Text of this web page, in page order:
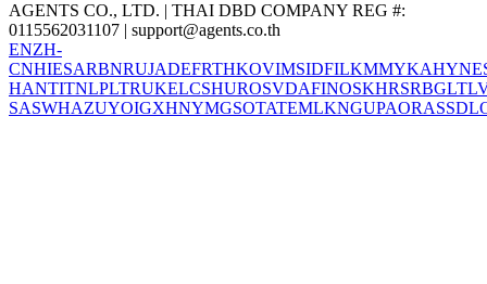
AGENTS CO., LTD. | THAI DBD COMPANY REG #:
0115562031107 | support@agents.co.th
ENZH-
CNHIESARBNRUJADEFRTHKOVIMSIDFILKMMYKAHYNE
HANTITNLPLTRUKELCSHUROSVDAFINOSKHRSRBGLT
SASWHAZUYOIGXHNYMGSOTATEMLKNGUPAORASSD